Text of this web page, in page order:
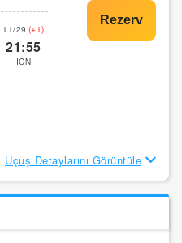
11/29 (+1)
21:55
ICN
Uçuş Detaylarını Görüntüle